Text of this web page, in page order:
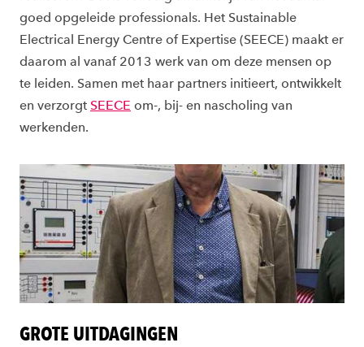
goed opgeleide professionals. Het Sustainable
Electrical Energy Centre of Expertise (SEECE) maakt er
daarom al vanaf 2013 werk van om deze mensen op
te leiden. Samen met haar partners initieert, ontwikkelt
en verzorgt SEECE om-, bij- en nascholing van
werkenden.
GROTE UITDAGINGEN